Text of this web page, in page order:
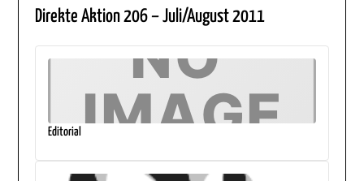
Direkte Aktion 206 – Juli/August 2011
Editorial